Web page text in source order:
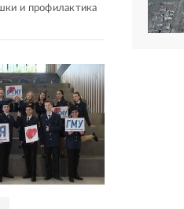
и профилактика